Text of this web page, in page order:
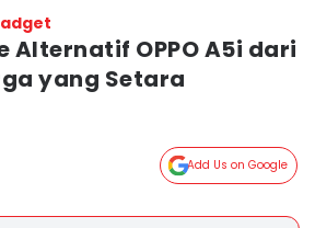
Alternatif OPPO A5i dari
yang Setara
Add Us on Google